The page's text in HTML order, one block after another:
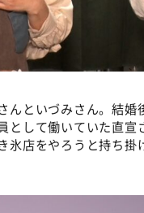
んといづみさん。結
として働いていた直
氷店をやろうと持ち